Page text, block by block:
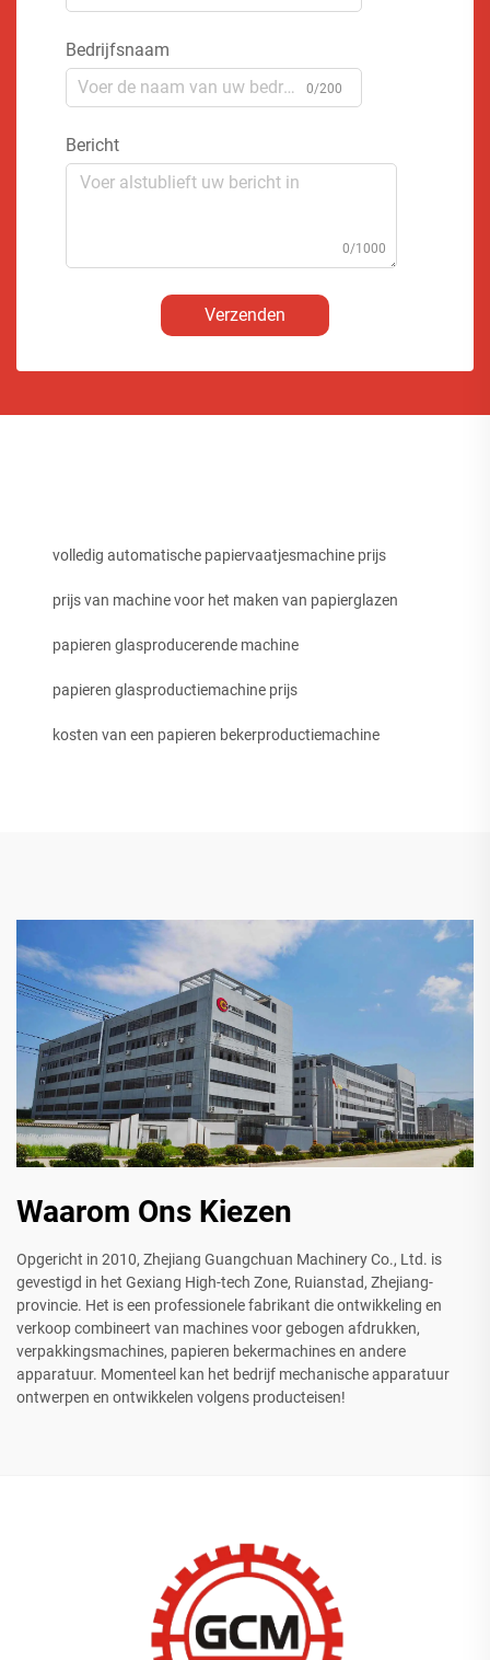
Bedrijfsnaam
0/200
Bericht
0/1000
Verzenden
volledig automatische papiervaatjesmachine prijs
prijs van machine voor het maken van papierglazen
papieren glasproducerende machine
papieren glasproductiemachine prijs
kosten van een papieren bekerproductiemachine
Waarom Ons Kiezen
Opgericht in 2010, Zhejiang Guangchuan Machinery Co., Ltd. is
gevestigd in het Gexiang High-tech Zone, Ruianstad, Zhejiang-
provincie. Het is een professionele fabrikant die ontwikkeling en
verkoop combineert van machines voor gebogen afdrukken,
verpakkingsmachines, papieren bekermachines en andere
apparatuur. Momenteel kan het bedrijf mechanische apparatuur
ontwerpen en ontwikkelen volgens producteisen!